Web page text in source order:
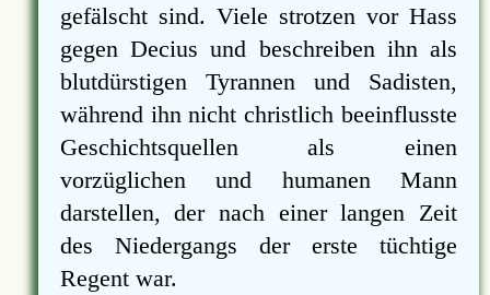
gefälscht sind. Viele strotzen vor Hass
gegen Decius und beschreiben ihn als
blutdürstigen Tyrannen und Sadisten,
während ihn nicht christlich beeinflusste
Geschichtsquellen als einen
vorzüglichen und humanen Mann
darstellen, der nach einer langen Zeit
des Niedergangs der erste tüchtige
Regent war.